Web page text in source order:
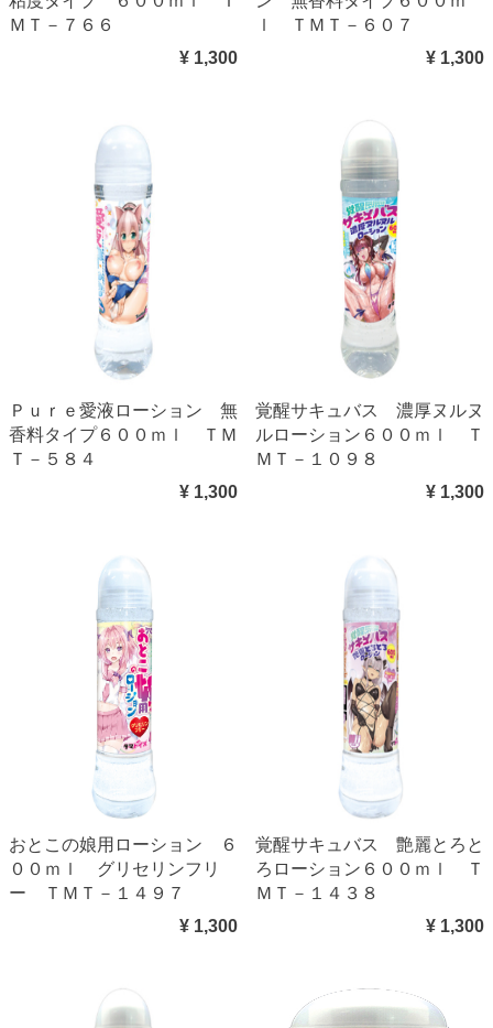
ＭＴ－７６６
¥ 1,300
ｌ ＴＭＴ－６０７
¥ 1,300
Ｐｕｒｅ愛液ローション 無
香料タイプ６００ｍｌ ＴＭ
Ｔ－５８４
¥ 1,300
覚醒サキュバス 濃厚ヌルヌ
ルローション６００ｍｌ Ｔ
ＭＴ－１０９８
¥ 1,300
おとこの娘用ローション ６
００ｍｌ グリセリンフリ
ー ＴＭＴ－１４９７
¥ 1,300
覚醒サキュバス 艶麗とろと
ろローション６００ｍｌ Ｔ
ＭＴ－１４３８
¥ 1,300